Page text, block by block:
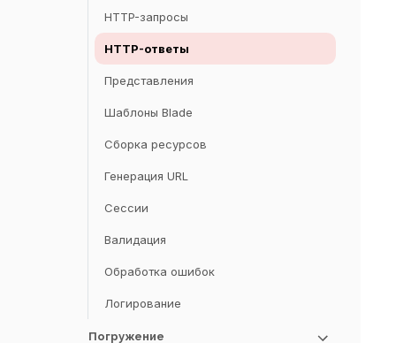
HTTP-запросы
HTTP-ответы
Представления
Шаблоны Blade
Сборка ресурсов
Генерация URL
Сессии
Валидация
Обработка ошибок
Логирование
Погружение